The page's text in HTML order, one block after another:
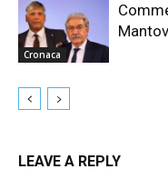
Cronaca
LEAVE A REPLY